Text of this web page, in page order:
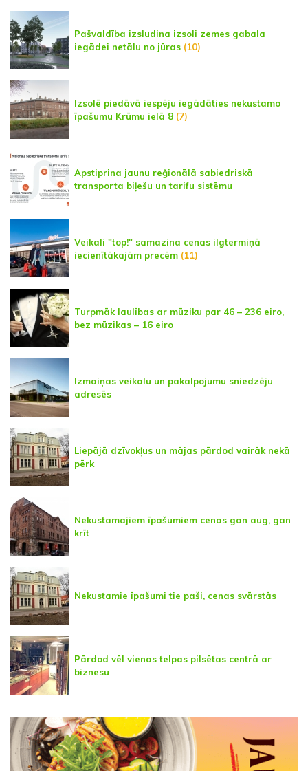
Pašvaldība izsludina izsoli zemes gabala
iegādei netālu no jūras (10)
Izsolē piedāvā iespēju iegādāties nekustamo
īpašumu Krūmu ielā 8 (7)
Apstiprina jaunu reģionālā sabiedriskā
transporta biļešu un tarifu sistēmu
Veikali "top!" samazina cenas ilgtermiņā
iecienītākajām precēm (11)
Turpmāk laulības ar mūziku par 46 – 236 eiro,
bez mūzikas – 16 eiro
Izmaiņas veikalu un pakalpojumu sniedzēju
adresēs
Liepājā dzīvokļus un mājas pārdod vairāk nekā
pērk
Nekustamajiem īpašumiem cenas gan aug, gan
krīt
Nekustamie īpašumi tie paši, cenas svārstās
Pārdod vēl vienas telpas pilsētas centrā ar
biznesu